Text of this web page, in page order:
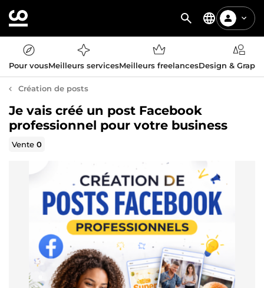
Pour vousMeilleurs servicesMeilleurs freelancesDesign &
Création de posts
Je vais créé un post Facebook
professionnel pour votre business
Vente0